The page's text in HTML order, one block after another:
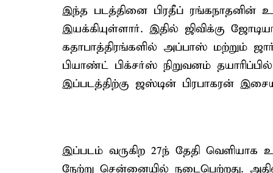
இந்த படத்தினை பிரதீப் ரங்கநாதனின்
இயக்கியுள்ளார். இதில் ஜிவிக்கு
கதாபாத்திரங்களில் அப்பாஸ் மற்றும்
பியாண்ட் பிக்சர்ஸ் நிறுவனம்
இப்படத்திற்கு ஜஸ்டின் பிரபாகரன்
இப்படம் வருகிற 27ந் தேதி வெளியாக
நேற்று சென்னையில் நடைபெற்றது. அதில்